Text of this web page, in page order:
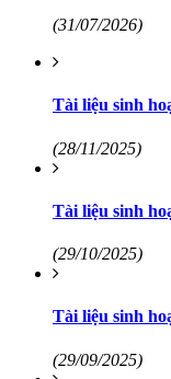
(31/07/2026)
Tài liệu sinh
(28/11/2025)
Tài liệu sinh
(29/10/2025)
Tài liệu sinh
(29/09/2025)